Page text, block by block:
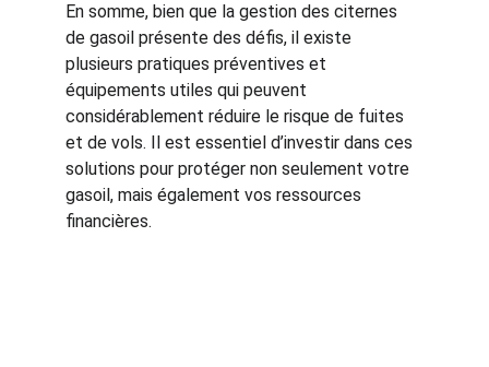
En somme, bien que la gestion des citernes
de gasoil présente des défis, il existe
plusieurs pratiques préventives et
équipements utiles qui peuvent
considérablement réduire le risque de fuites
et de vols. Il est essentiel d’investir dans ces
solutions pour protéger non seulement votre
gasoil, mais également vos ressources
financières.